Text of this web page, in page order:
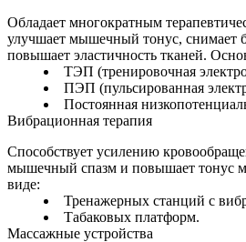
Обладает многократным
улучшает мышечный тонус, снимает
повышает эластичность тканей.
ТЭП (тренировочная
ПЭП (пульсированная
Постоянная
Вибрационная терапия
Способствует усилению
мышечный спазм и повышает тонус
виде:
Тренажерных станций с
Табаковых платформ.
Массажные устройства